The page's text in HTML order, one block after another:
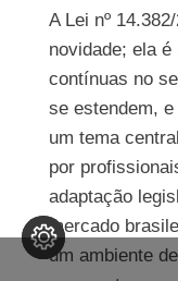
A Lei nº
novidade; ela
contínuas no
se estendem,
um tema
por
adaptação
mercado
um ambiente